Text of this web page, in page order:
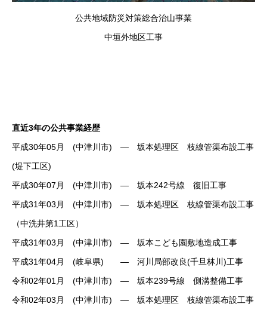
公共地域防災対策総合治山事業
中垣外地区工事
直近3年の公共事業経歴
平成30年05月 (中津川市) ― 坂本処理区 枝線管渠布設工事
(堤下工区)
平成30年07月 (中津川市) ― 坂本242号線 復旧工事
平成31年03月 (中津川市) ― 坂本処理区 枝線管渠布設工事
（中洗井第1工区）
平成31年03月 (中津川市) ― 坂本こども園敷地造成工事
平成31年04月 (岐阜県) ― 河川局部改良(千旦林川)工事
令和02年01月 (中津川市) ― 坂本239号線 側溝整備工事
令和02年03月 (中津川市) ― 坂本処理区 枝線管渠布設工事